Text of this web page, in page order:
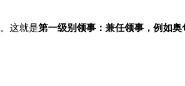
这就是第一级别领事：兼任领事，例如